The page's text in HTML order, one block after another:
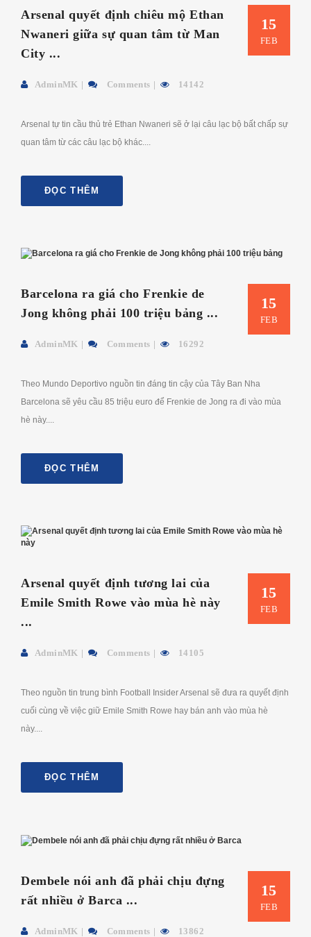
15
FEB
Arsenal quyết định chiêu mộ Ethan
Nwaneri giữa sự quan tâm từ Man
City ...
AdminMK Comments 14142
Arsenal tự tin cầu thủ trẻ Ethan Nwaneri sẽ ở lại câu lạc bộ bất chấp sự
quan tâm từ các câu lạc bộ khác....
ĐỌC THÊM
15
FEB
Barcelona ra giá cho Frenkie de
Jong không phải 100 triệu bảng ...
AdminMK Comments 16292
Theo Mundo Deportivo nguồn tin đáng tin cậy của Tây Ban Nha
Barcelona sẽ yêu cầu 85 triệu euro để Frenkie de Jong ra đi vào mùa
hè này....
ĐỌC THÊM
15
FEB
Arsenal quyết định tương lai của
Emile Smith Rowe vào mùa hè này
...
AdminMK Comments 14105
Theo nguồn tin trung bình Football Insider Arsenal sẽ đưa ra quyết định
cuối cùng về việc giữ Emile Smith Rowe hay bán anh vào mùa hè
này....
ĐỌC THÊM
15
FEB
Dembele nói anh đã phải chịu đựng
rất nhiều ở Barca ...
AdminMK Comments 13862